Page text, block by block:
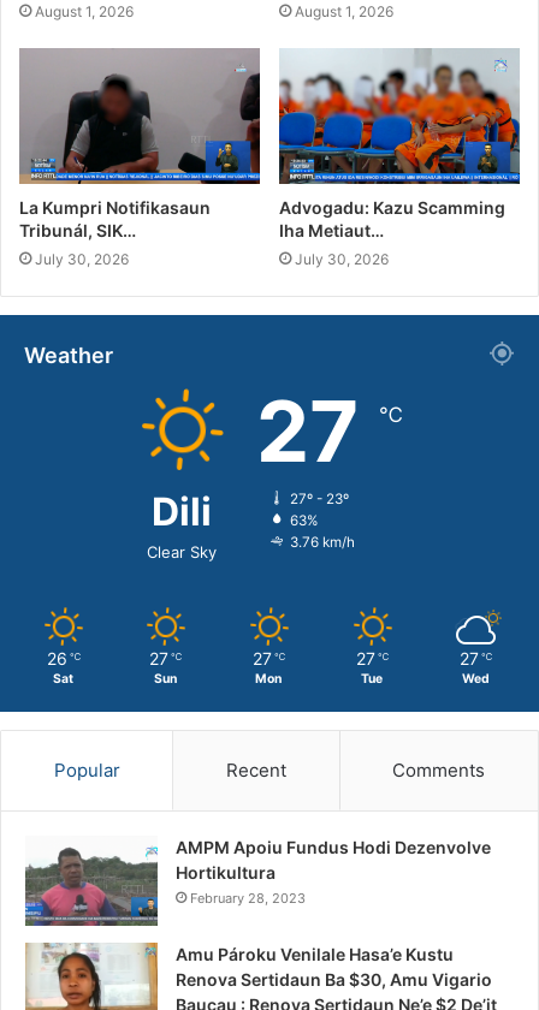
August 1, 2026 August 1, 2026
La Kumpri Notifikasaun
Tribunál, SIK…
July 30, 2026
Advogadu: Kazu Scamming
Iha Metiaut…
July 30, 2026
Weather
Dili
Clear Sky
27 ℃
27º - 23º
63%
3.76 km/h
26 ℃
Sat
27 ℃
Sun
27 ℃
Mon
27 ℃
Tue
27 ℃
Wed
Popular Recent Comments
AMPM Apoiu Fundus Hodi Dezenvolve
Hortikultura
February 28, 2023
Amu Pároku Venilale Hasa’e Kustu
Renova Sertidaun Ba $30, Amu Vigario
Baucau : Renova Sertidaun Ne’e $2 De’it